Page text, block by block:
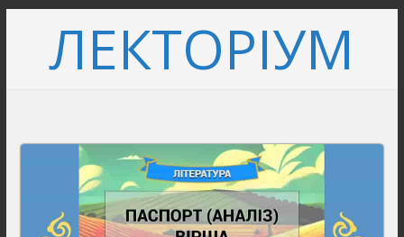
вмістуЛЕКТОРІУМ